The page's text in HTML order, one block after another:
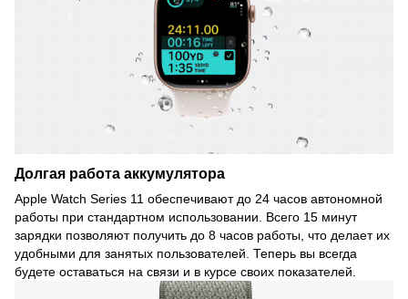
Долгая работа аккумулятора
Apple Watch Series 11 обеспечивают до 24 часов автономной
работы при стандартном использовании. Всего 15 минут
зарядки позволяют получить до 8 часов работы, что делает их
удобными для занятых пользователей. Теперь вы всегда
будете оставаться на связи и в курсе своих показателей.